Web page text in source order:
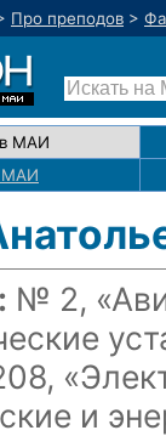
Про преподов >
МАИ
МАИ
№ 2,
и